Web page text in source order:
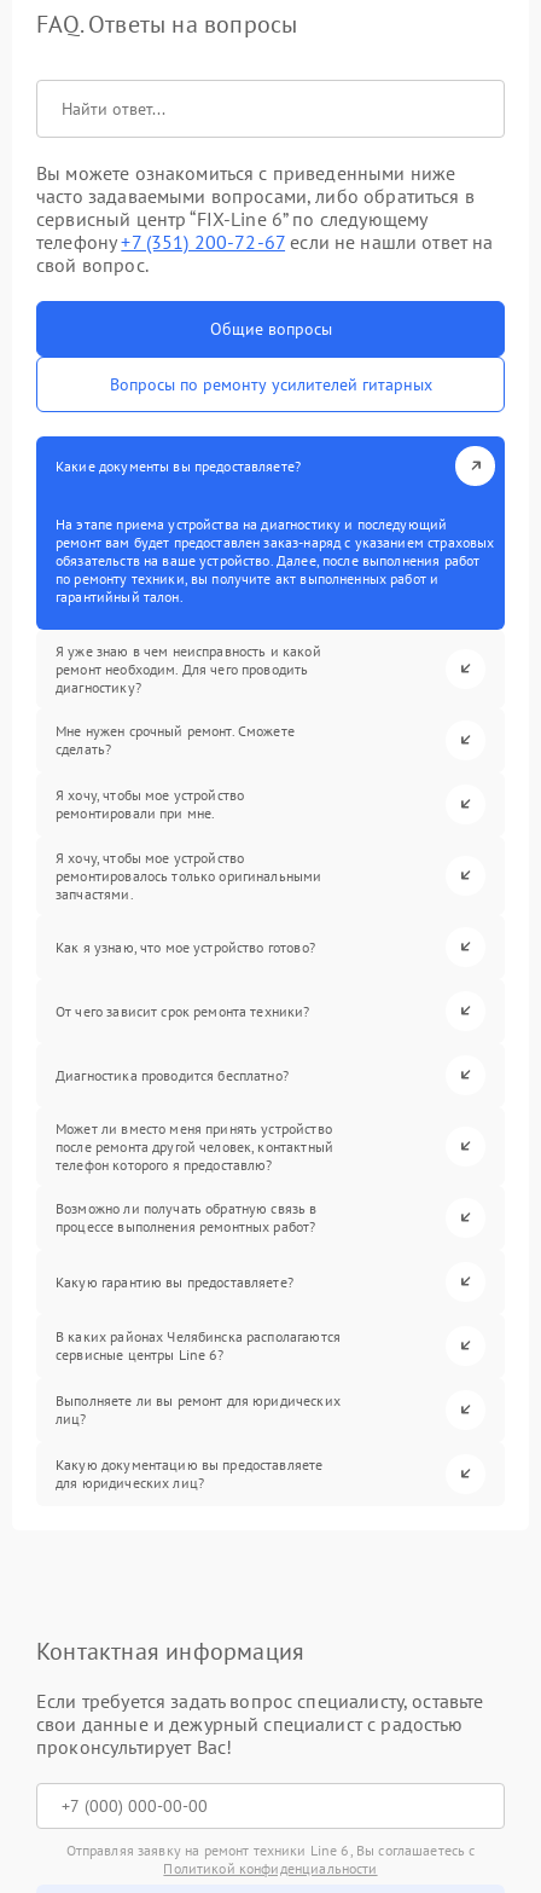
FAQ. Ответы на вопросы
Вы можете ознакомиться с приведенными ниже
часто задаваемыми вопросами, либо обратиться в
сервисный центр “FIX-Line 6” по следующему
телефону+7 (351) 200-72-67 если не нашли ответ на
свой вопрос.
Общие вопросы
Вопросы по ремонту усилителей гитарных
Какие документы вы предоставляете?
На этапе приема устройства на диагностику и последующий
ремонт вам будет предоставлен заказ-наряд с указанием страховых
обязательств на ваше устройство. Далее, после выполнения работ
по ремонту техники, вы получите акт выполненных работ и
гарантийный талон.
Я уже знаю в чем неисправность и какой
ремонт необходим. Для чего проводить
диагностику?
Мне нужен срочный ремонт. Сможете
сделать?
Я хочу, чтобы мое устройство
ремонтировали при мне.
Я хочу, чтобы мое устройство
ремонтировалось только оригинальными
запчастями.
Как я узнаю, что мое устройство готово?
От чего зависит срок ремонта техники?
Диагностика проводится бесплатно?
Может ли вместо меня принять устройство
после ремонта другой человек, контактный
телефон которого я предоставлю?
Возможно ли получать обратную связь в
процессе выполнения ремонтных работ?
Какую гарантию вы предоставляете?
В каких районах Челябинска располагаются
сервисные центры Line 6?
Выполняете ли вы ремонт для юридических
лиц?
Какую документацию вы предоставляете
для юридических лиц?
Контактная информация
Если требуется задать вопрос специалисту, оставьте
свои данные и дежурный специалист с радостью
проконсультирует Вас!
Отправляя заявку на ремонт техники Line 6, Вы соглашаетесь с
Политикой конфиденциальности